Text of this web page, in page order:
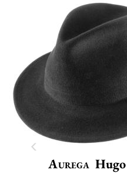
Aurega